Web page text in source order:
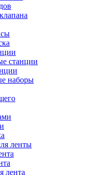
станции
наборы
ленты
лента